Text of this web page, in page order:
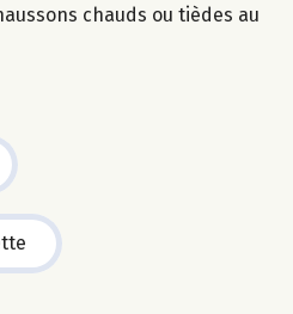
chauds ou tièdes au